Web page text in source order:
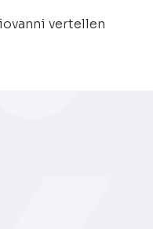
vertellen